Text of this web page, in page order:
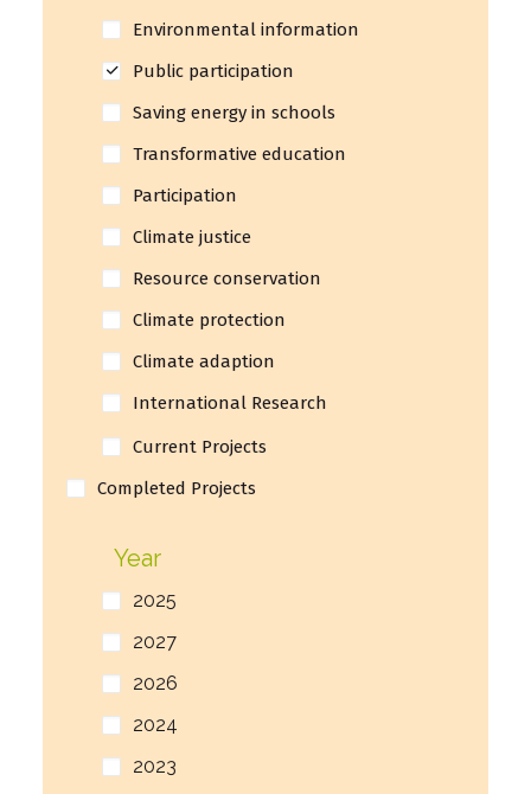
Environmental information
Public participation
Saving energy in schools
Transformative education
Participation
Climate justice
Resource conservation
Climate protection
Climate adaption
International Research
Current Projects
Completed Projects
Year
2025
2027
2026
2024
2023